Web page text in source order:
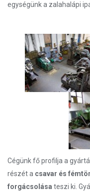
egységünk a zalahalápi
Cégünk fő profilja a
részét a csavar és
forgácsolása teszi ki.